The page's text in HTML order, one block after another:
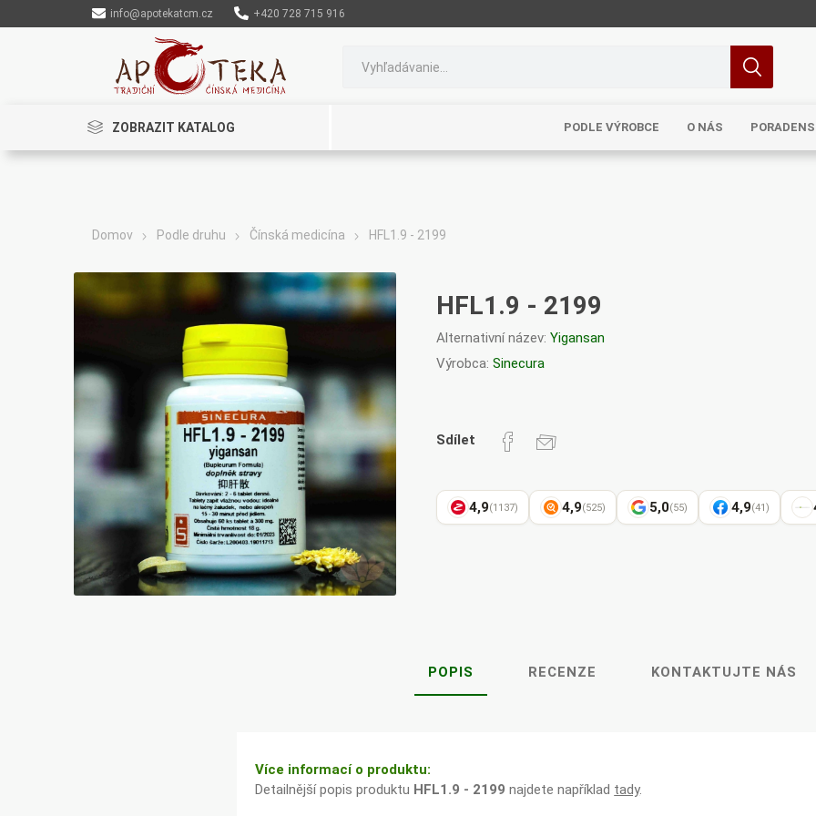
info@apotekatcm.cz +420 728 715 916
ZOBRAZIT KATALOG PODLE VÝROBCE
Cannaderm Henep Organic India
Bylinky TČM
G&G
Vitamins
Ecce Vita
s.r.o.
Lavylites
Bylinné
Lakshmi-
Korejský
O NÁS
Domov Podle druhu Čínská medicína HFL1.9 - 2199
HFL1.9 - 2199
Alternativní název: Yigansan
Výrobca: Sinecura
Sdílet
4,9(1137) 4,9(525) 5,0(55) 4,9(41)
POPIS RECENZE KONTAKTUJTE NÁS
Více informací o produktu:
Detailnější popis produktu HFL1.9 - 2199 najdete například tady.